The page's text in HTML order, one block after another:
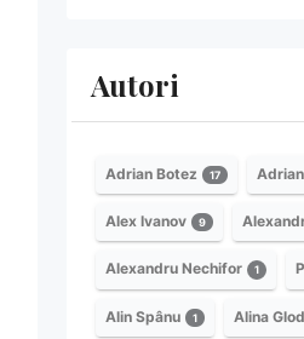
Autori
Adrian Botez 17
Alex Ivanov 9
Alexandru Nechifor 1
Alin Spânu 1 Alina Glod